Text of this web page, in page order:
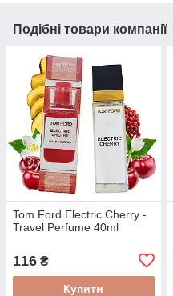
Подібні товари компанії
Tom Ford Electric Cherry -
Travel Perfume 40ml
116 ₴
Купити